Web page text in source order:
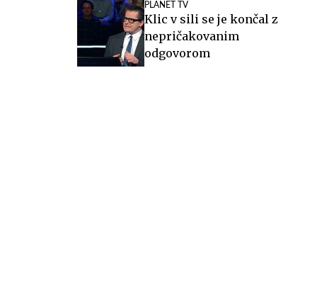
PLANET TV
Klic v sili se je končal z
nepričakovanim
odgovorom